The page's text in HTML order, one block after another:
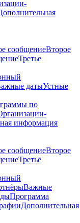
сообщениеВторое
Третье
датыУстные
по
информация
сообщениеВторое
Третье
Важные
Программа
Дополнительная